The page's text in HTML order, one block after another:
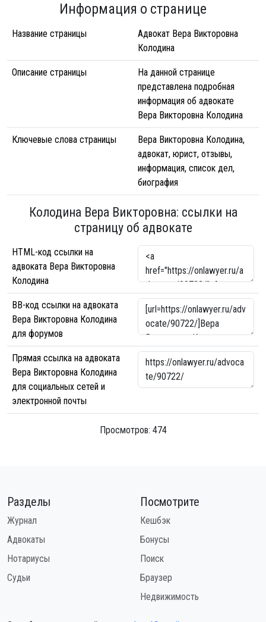
Информация о странице
Название страницы
Адвокат Вера Викторовна
Колодина
Описание страницы
На данной странице
представлена подробная
информация об адвокате
Вера Викторовна Колодина
Ключевые слова страницы
Вера Викторовна Колодина,
адвокат, юрист, отзывы,
информация, список дел,
биография
Колодина Вера Викторовна: ссылки на
страницу об адвокате
HTML-код ссылки на
адвоката Вера Викторовна
Колодина
BB-код ссылки на адвоката
Вера Викторовна Колодина
для форумов
Прямая ссылка на адвоката
Вера Викторовна Колодина
для социальных сетей и
электронной почты
Просмотров: 474
Разделы
Журнал
Адвокаты
Нотариусы
Судьи
Посмотрите
Кешбэк
Бонусы
Поиск
Браузер
Недвижимость